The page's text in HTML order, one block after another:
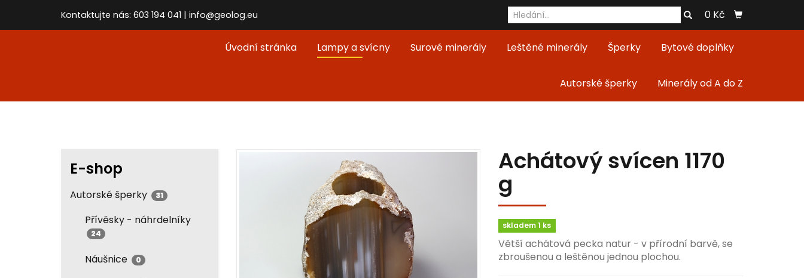
Kontaktujte nás: 603 194 041 | info@geolog.eu 0 Kč
Úvodní stránka Lampy a svícny Surové minerály Leštěné minerály Šperky Bytové doplňky
Autorské šperky Minerály od A do Z
E-shop
Autorské šperky 31
Přívěsky - náhrdelníky
24
Náušnice 0
Achátový svícen 1170
g
skladem 1 ks
Větší achátová pecka natur - v přírodní barvě, se
zbroušenou a leštěnou jednou plochou.